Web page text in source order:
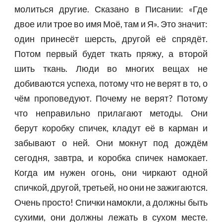
молиться другие. Сказано в Писании: «Где
двое или трое во имя Моё, там и Я». Это значит:
один принесёт шерсть, другой её спрядёт.
Потом первый будет ткать пряжу, а второй
шить ткань. Люди во многих вещах не
добиваются успеха, потому что не верят в то, о
чём проповедуют. Почему не верят? Потому
что неправильно прилагают методы. Они
берут коробку спичек, кладут её в карман и
забывают о ней. Они мокнут под дождём
сегодня, завтра, и коробка спичек намокает.
Когда им нужен огонь, они чиркают одной
спичкой, другой, третьей, но они не зажигаются.
Очень просто! Спички намокли, а должны быть
сухими, они должны лежать в сухом месте.